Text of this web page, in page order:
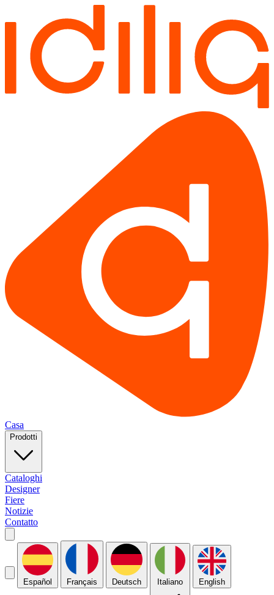
Casa
Prodotti
Cataloghi
Designer
Fiere
Notizie
Contatto
Español Français Deutsch Italiano English